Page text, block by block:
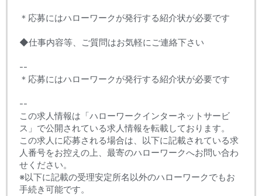
＊応募にはハローワークが発行する紹介状が必要です
◆仕事内容等、ご質問はお気軽にご連絡下さい
--
＊応募にはハローワークが発行する紹介状が必要です
--
この求人情報は「ハローワークインターネットサービ
ス」で公開されている求人情報を転載しております。
この求人に応募される場合は、以下に記載されている求
人番号をお控えの上、最寄のハローワークへお問い合わ
せください。
※以下に記載の受理安定所名以外のハローワークでもお
手続き可能です。